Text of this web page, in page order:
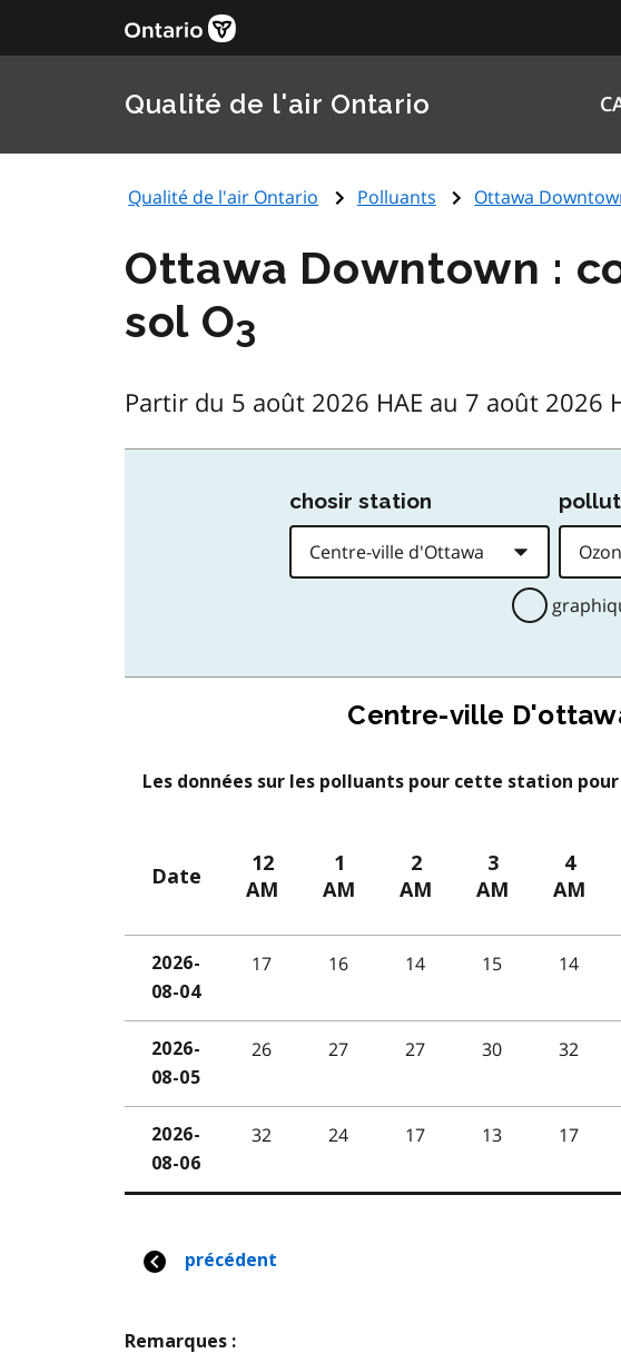
Qualité de l'air Ontario
Qualité de l'air Ontario Polluants Ottawa
Ottawa Downtown :
sol O3
Partir du 5 août 2026 HAE au 7 août 2026
Remarques :